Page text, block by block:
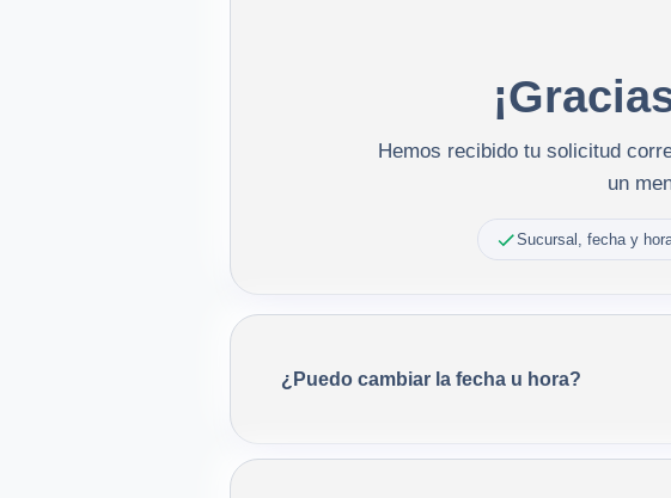
Hemos recibido tu solicitud
un
Sucursal, fecha y
¿Puedo cambiar la fecha u hora?